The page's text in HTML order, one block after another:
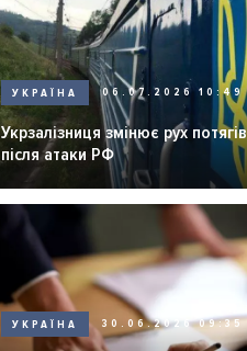
УКРАЇНА 06.07.2026 10:49
Укрзалізниця змінює рух потягів
після атаки РФ
УКРАЇНА 30.06.2026 09:35